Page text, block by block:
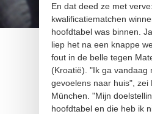
En dat deed ze met
kwalificatiematchen
hoofdtabel was binnen.
liep het na een knappe
fout in de belle tegen
(Kroatië). "Ik ga vandaag
gevoelens naar huis", zei
München. "Mijn
hoofdtabel en die heb ik